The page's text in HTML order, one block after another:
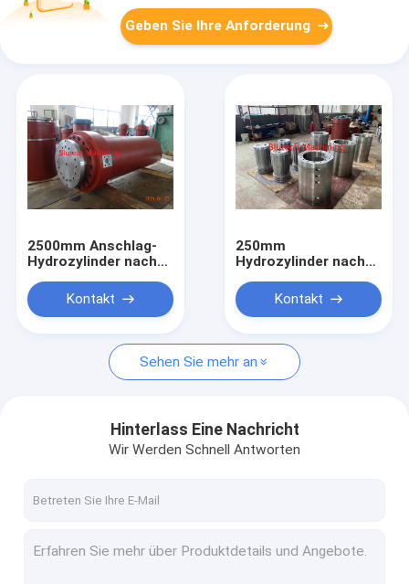
Produkte
Geben Sie Ihre Anforderung
2500mm Anschlag-
Hydrozylinder nach
Kontakt
250mm
Hydrozylinder nach
Tageslicht-Möbel-
Parkett-heiße Presse
Kontakt
Sehen Sie mehr an
Hinterlass Eine Nachricht
Wir Werden Schnell Antworten